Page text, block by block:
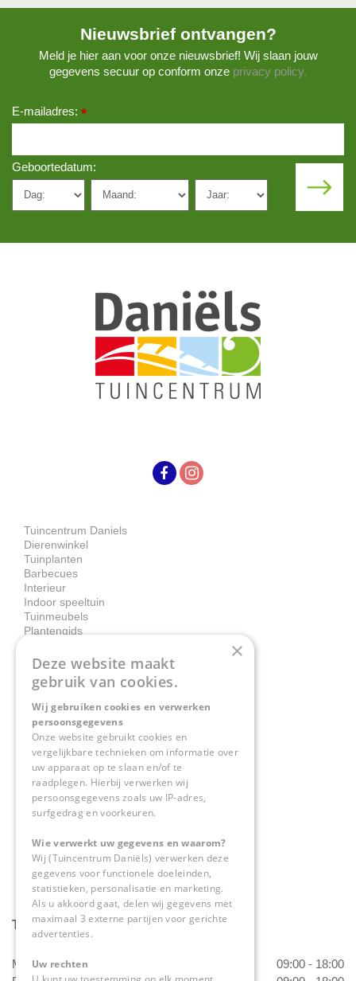
Nieuwsbrief ontvangen?
Meld je hier aan voor onze nieuwsbrief! Wij slaan jouw
gegevens secuur op conform onze privacy policy.
E-mailadres: *
Geboortedatum:
Tuincentrum Daniels
Dierenwinkel
Tuinplanten
Barbecues
Interieur
Indoor speeltuin
Tuinmeubels
Plantengids
Contact
Tuincentrum Daniëls
Herkenbosserweg 4
6063 NL Vlodrop
0475-534298
info@tuincentrumdaniels.nl
Tuincentrum Daniëls
Maandag
09:00 - 18:00
×
Deze website maakt
gebruik van cookies.
Wij gebruiken cookies en verwerken
persoonsgegevens
Onze website gebruikt cookies en
vergelijkbare technieken om informatie over
uw apparaat op te slaan en/of te
raadplegen. Hierbij verwerken wij
persoonsgegevens zoals uw IP-adres,
surfgedrag en voorkeuren.
Wie verwerkt uw gegevens en waarom?
Wij (Tuincentrum Daniëls) verwerken deze
gegevens voor functionele doeleinden,
statistieken, personalisatie en marketing.
Als u akkoord gaat, delen wij gegevens met
maximaal 3 externe partijen voor gerichte
advertenties.
Uw rechten